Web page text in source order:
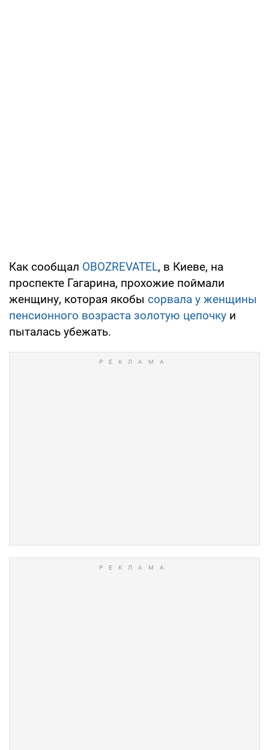
Как сообщал OBOZREVATEL, в Киеве, на
проспекте Гагарина, прохожие поймали
женщину, которая якобы сорвала у женщины
пенсионного возраста золотую цепочку и
пыталась убежать.